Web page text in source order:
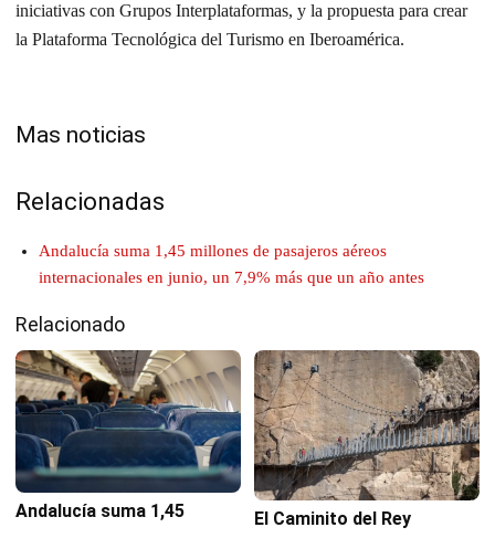
iniciativas con Grupos Interplataformas, y la propuesta para crear
la Plataforma Tecnológica del Turismo en Iberoamérica.
Mas noticias
Relacionadas
Andalucía suma 1,45 millones de pasajeros aéreos
internacionales en junio, un 7,9% más que un año antes
Relacionado
Andalucía suma 1,45
El Caminito del Rey